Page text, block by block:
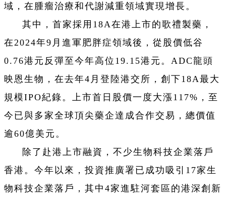
域，在腫瘤治療和代謝減重領域實現增長。
其中，首家採用18A在港上市的歌禮製藥，
在2024年9月進軍肥胖症領域後，從股價低谷
0.76港元反彈至今年高位19.15港元。ADC龍頭
映恩生物，在去年4月登陸港交所，創下18A最大
規模IPO紀錄。上市首日股價一度大漲117%，至
今已與多家全球頂尖藥企達成合作交易，總價值
逾60億美元。
除了赴港上市融資，不少生物科技企業落戶
香港。今年以來，投資推廣署已成功吸引17家生
物科技企業落戶，其中4家進駐河套區的港深創新